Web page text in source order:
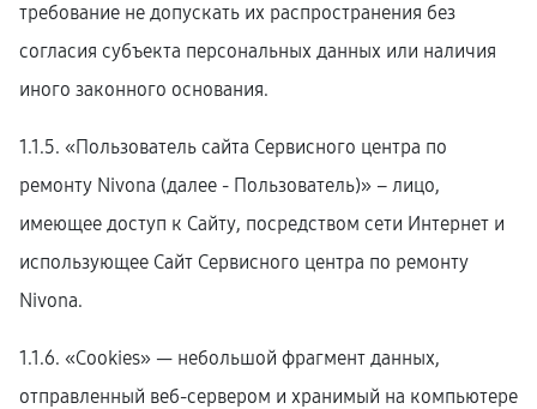
требование не допускать их распространения без
согласия субъекта персональных данных или наличия
иного законного основания.
1.1.5. «Пользователь сайта Сервисного центра по
ремонту Nivona (далее ‑ Пользователь)» – лицо,
имеющее доступ к Сайту, посредством сети Интернет и
использующее Сайт Сервисного центра по ремонту
Nivona.
1.1.6. «Cookies» — небольшой фрагмент данных,
отправленный веб-сервером и хранимый на компьютере